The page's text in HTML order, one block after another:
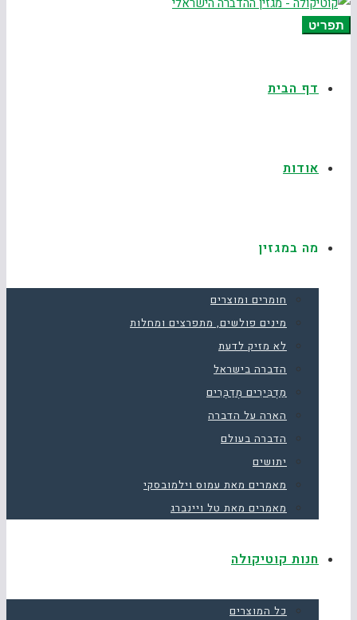
תפריט
דף הבית
אודות
מה במגזין
חומרים ומוצרים
מינים פולשים, מתפרצים ומחלות
לא מזיק לדעת
הדברה בישראל
מַדְבִּירִים מְדַבְּרִים
הארה על הדברה
הדברה בעולם
יתושים
מאמרים מאת עמוס וילמובסקי
מאמרים מאת טל ויינברג
חנות קוטיקולה
כל המוצרים